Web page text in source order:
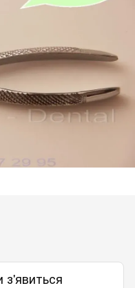
з'явиться